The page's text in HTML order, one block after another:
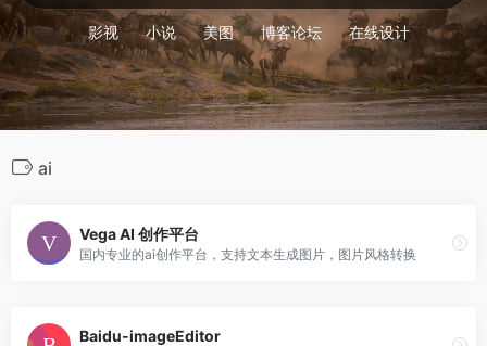
影视 小说 美图 博客论坛 在线设计
ai
Vega AI 创作平台
国内专业的ai创作平台，支持文本生成图片，图片风格转换
Baidu-imageEditor